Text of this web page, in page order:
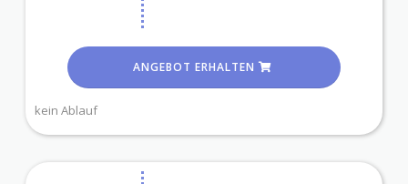
ANGEBOT ERHALTEN
kein Ablauf